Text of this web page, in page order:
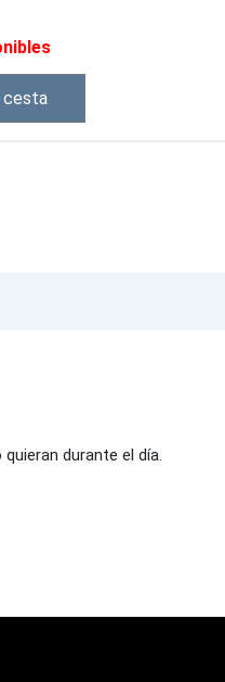
cesta
durante el día.